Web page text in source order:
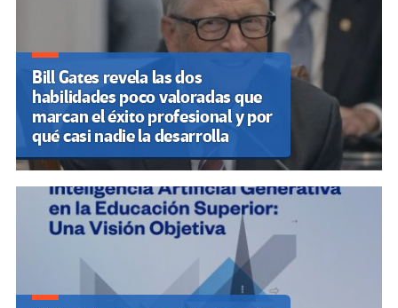
Bill Gates revela las dos
habilidades poco valoradas que
marcan el éxito profesional y por
qué casi nadie la desarrolla